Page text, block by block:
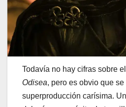
Todavía no hay cifras sobre
Odisea, pero es obvio que
superproducción carísima.